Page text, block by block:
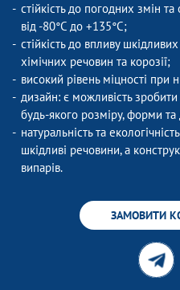
стійкість до погодних змін
від -80°C до +135°C;
стійкість до впливу
хімічних речовин та корозії;
високий рівень міцності при
дизайн: є можливість
будь-якого розміру, форми та
натуральність та
шкідливі речовини, а
випарів.
ЗАМОВИТИ